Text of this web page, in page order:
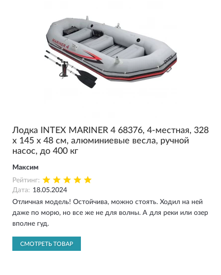
Лодка INTEX MARINER 4 68376, 4-местная, 328
х 145 х 48 см, алюминиевые весла, ручной
насос, до 400 кг
Максим
Рейтинг:
Дата: 18.05.2024
Отличная модель! Остойчива, можно стоять. Ходил на ней
даже по морю, но все же не для волны. А для реки или озер
вполне гуд.
СМОТРЕТЬ ТОВАР